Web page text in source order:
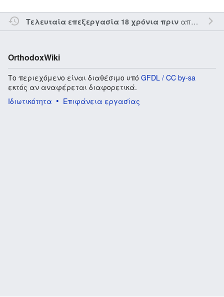
Τελευταία επεξεργασία 18 χρόνια πριναπό τον την
OrthodoxWiki
Το περιεχόμενο είναι διαθέσιμο υπό GFDL / CC by-sa
εκτός αν αναφέρεται διαφορετικά.
Ιδιωτικότητα
Επιφάνεια εργασίας